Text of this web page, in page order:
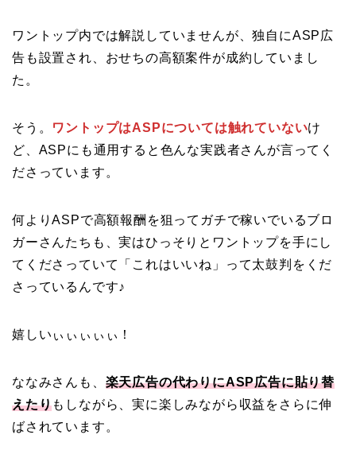
ワントップ内では解説していませんが、独自にASP広
告も設置され、おせちの高額案件が成約していまし
た。
そう。 ワントップはASPについては触れていないけ
ど、ASPにも通用すると色んな実践者さんが言ってく
ださっています。
何よりASPで高額報酬を狙ってガチで稼いでいるブロ
ガーさんたちも、実はひっそりとワントップを手にし
てくださっていて「これはいいね」って太鼓判をくだ
さっているんです♪
嬉しいぃぃぃぃぃ！
ななみさんも、 楽天広告の代わりにASP広告に貼り替
えたりもしながら、実に楽しみながら収益をさらに伸
ばされています。